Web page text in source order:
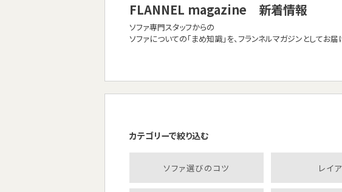
FLANNEL magazine 新着情報
ソファ専門スタッフからの
ソファについての「まめ知識」を、フランネルマガジンとしてお届
カテゴリーで絞り込む
ソファ選びのコツ レイ